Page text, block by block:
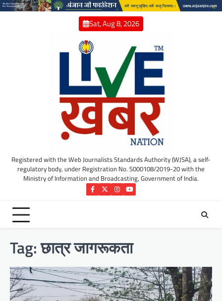
Skip
Sat, Aug 8, 2026
Registered with the Web Journalists Standards Authority (WJSA), a self-
regulatory body, under Registration No. S000108/2019-20 with the
Ministry of Information and Broadcasting, Government of India.
Facebook
TwitterInstagram
YouTube
Tag:छात्र जागरूकता